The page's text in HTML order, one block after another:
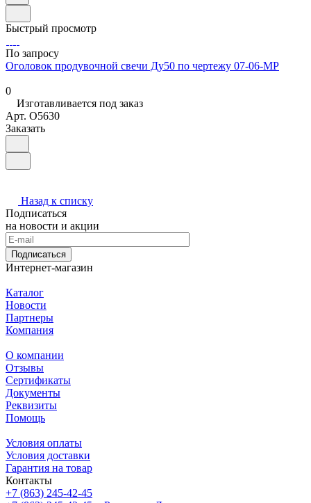
Быстрый просмотр
По запросу
Оголовок продувочной свечи Ду50 по чертежу 07-06-МР
0
Изготавливается под заказ
Арт. O5630
Заказать
Назад к списку
Подписаться
на новости и акции
Подписаться
Интернет-магазин
Каталог
Новости
Партнеры
Компания
О компании
Отзывы
Сертификаты
Документы
Реквизиты
Помощь
Условия оплаты
Условия доставки
Гарантия на товар
Контакты
+7 (863) 245-42-45